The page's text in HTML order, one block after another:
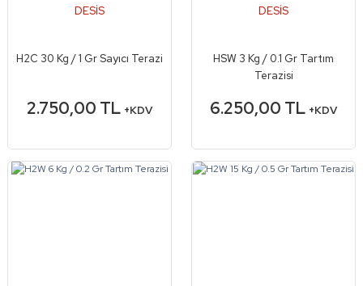
DESİS
H2C 30 Kg / 1 Gr Sayıcı Terazi
2.750,00 TL +KDV
DESİS
HSW 3 Kg / 0.1 Gr Tartım
Terazisi
6.250,00 TL +KDV